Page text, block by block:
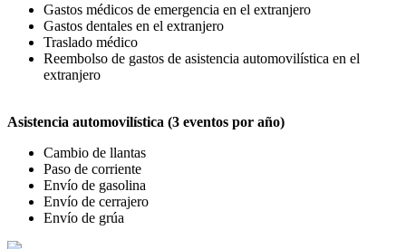
Gastos médicos de emergencia en el extranjero
Gastos dentales en el extranjero
Traslado médico
Reembolso de gastos de asistencia automovilística en el
extranjero
Asistencia automovilística (3 eventos por año)
Cambio de llantas
Paso de corriente
Envío de gasolina
Envío de cerrajero
Envío de grúa